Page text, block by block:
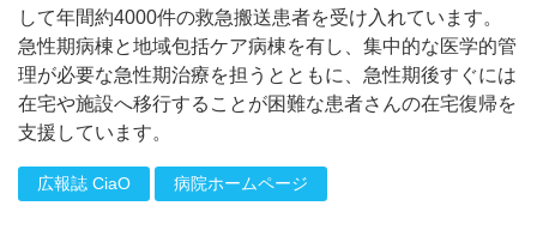
して年間約4000件の救急搬送患者を受け入れています。
急性期病棟と地域包括ケア病棟を有し、集中的な医学的管
理が必要な急性期治療を担うとともに、急性期後すぐには
在宅や施設へ移行することが困難な患者さんの在宅復帰を
支援しています。
広報誌 CiaO 病院ホームページ